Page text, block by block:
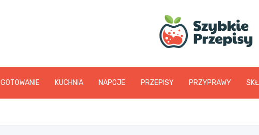
GOTOWANIE KUCHNIA NAPOJE PRZEPISY PRZYPRAWY